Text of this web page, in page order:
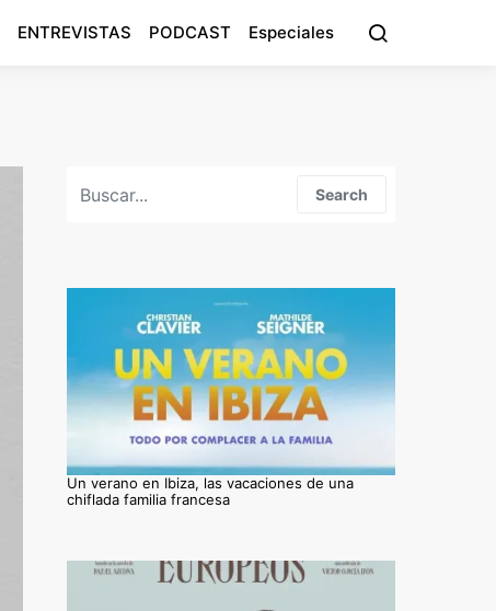
ENTREVISTAS PODCAST Especiales
Search
Un verano en Ibiza, las vacaciones de una
chiflada familia francesa